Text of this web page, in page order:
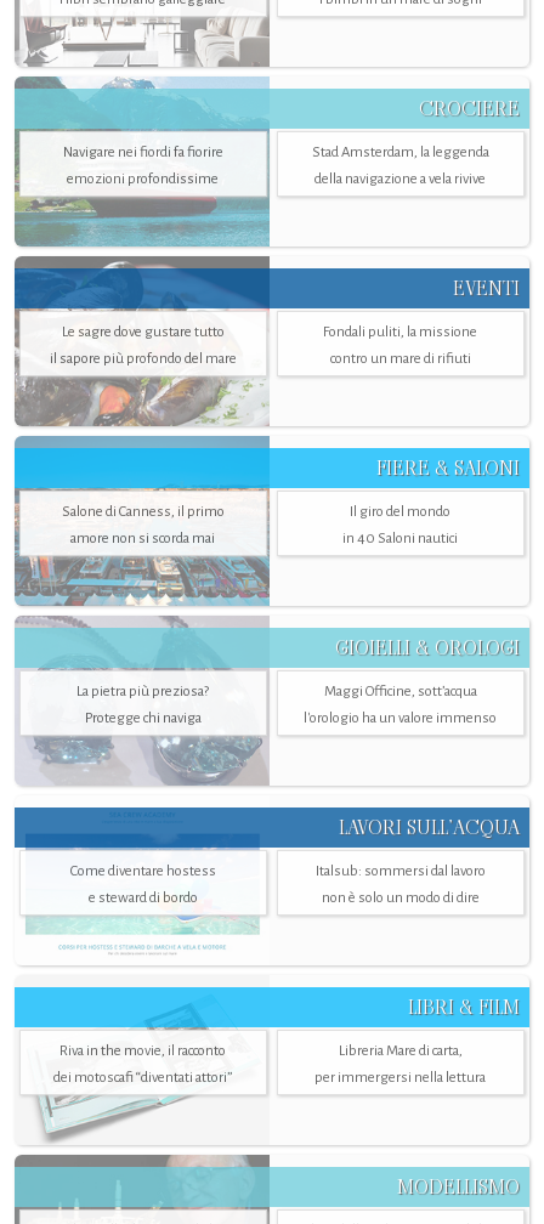
CROCIERE
Navigare nei fiordi fa fiorire
emozioni profondissime
Stad Amsterdam, la leggenda
della navigazione a vela rivive
EVENTI
Le sagre dove gustare tutto
il sapore più profondo del mare
Fondali puliti, la missione
contro un mare di rifiuti
FIERE & SALONI
Salone di Canness, il primo
amore non si scorda mai
Il giro del mondo
in 40 Saloni nautici
GIOIELLI & OROLOGI
La pietra più preziosa?
Protegge chi naviga
Maggi Officine, sott’acqua
l'orologio ha un valore immenso
LAVORI SULL’ACQUA
Come diventare hostess
e steward di bordo
Italsub: sommersi dal lavoro
non è solo un modo di dire
LIBRI & FILM
Riva in the movie, il racconto
dei motoscafi “diventati attori”
Libreria Mare di carta,
per immergersi nella lettura
MODELLISMO